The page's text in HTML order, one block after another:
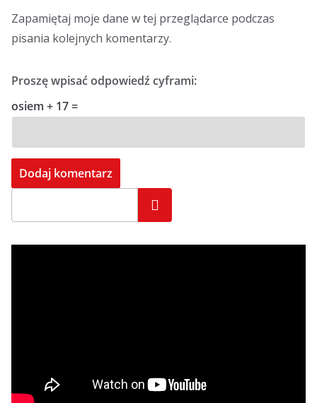
Zapamiętaj moje dane w tej przeglądarce podczas
pisania kolejnych komentarzy.
Proszę wpisać odpowiedź cyframi:
osiem + 17 =
Szukaj